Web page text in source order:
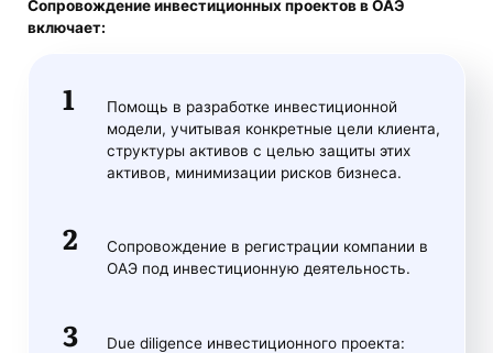
Сопровождение инвестиционных проектов в ОАЭ
включает:
Помощь в разработке инвестиционной
модели, учитывая конкретные цели клиента,
структуры активов с целью защиты этих
активов, минимизации рисков бизнеса.
Сопровождение в регистрации компании в
ОАЭ под инвестиционную деятельность.
Due diligence инвестиционного проекта: